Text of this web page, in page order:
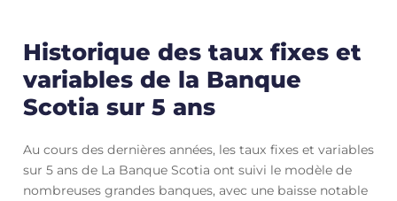
Historique des taux fixes et
variables de la Banque
Scotia sur 5 ans
Au cours des dernières années, les taux fixes et variables
sur 5 ans de La Banque Scotia ont suivi le modèle de
nombreuses grandes banques, avec une baisse notable